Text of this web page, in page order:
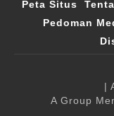
Peta Situs
Pedoman
|
A Group